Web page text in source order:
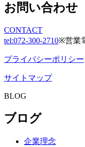
お問い合わせ
CONTACT
tel:072-300-2710※営業
プライバシーポリシー
サイトマップ
BLOG
ブログ
企業理念